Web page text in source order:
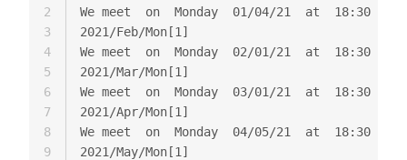
We meet  on  Monday  01/04/21  at  18:30
2021/Feb/Mon[1]
We meet  on  Monday  02/01/21  at  18:30
2021/Mar/Mon[1]
We meet  on  Monday  03/01/21  at  18:30
2021/Apr/Mon[1]
We meet  on  Monday  04/05/21  at  18:30
2021/May/Mon[1]
2
3
4
5
6
7
8
9